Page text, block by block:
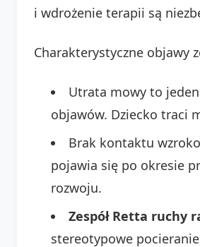
i wdrożenie terapii są
Charakterystyczne objawy
Utrata mowy to
objawów. Dziecko traci
Brak kontaktu
pojawia się po okresie
rozwoju.
Zespół Retta ruchy
stereotypowe